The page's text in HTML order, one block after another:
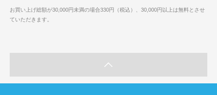
お買い上げ総額が30,000円未満の場合330円（税込）、30,000円以上は無料とさせ
ていただきます。